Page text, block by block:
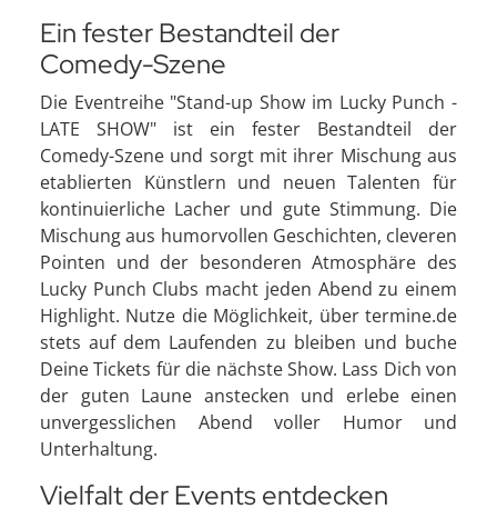
Ein fester Bestandteil der
Comedy-Szene
Die Eventreihe "Stand-up Show im Lucky Punch -
LATE SHOW" ist ein fester Bestandteil der
Comedy-Szene und sorgt mit ihrer Mischung aus
etablierten Künstlern und neuen Talenten für
kontinuierliche Lacher und gute Stimmung. Die
Mischung aus humorvollen Geschichten, cleveren
Pointen und der besonderen Atmosphäre des
Lucky Punch Clubs macht jeden Abend zu einem
Highlight. Nutze die Möglichkeit, über termine.de
stets auf dem Laufenden zu bleiben und buche
Deine Tickets für die nächste Show. Lass Dich von
der guten Laune anstecken und erlebe einen
unvergesslichen Abend voller Humor und
Unterhaltung.
Vielfalt der Events entdecken